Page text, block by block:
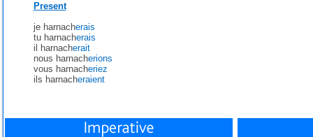
Present
je harnacherais
tu harnacherais
il harnacherait
nous harnacherions
vous harnacheriez
ils harnacheraient